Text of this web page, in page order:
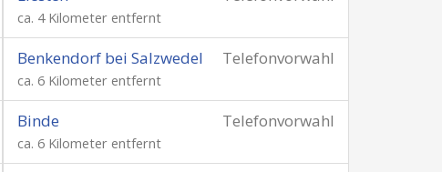
ca. 4 Kilometer entfernt
Telefonvorwahl
Benkendorf bei Salzwedel
ca. 6 Kilometer entfernt
Telefonvorwahl
Binde
ca. 6 Kilometer entfernt